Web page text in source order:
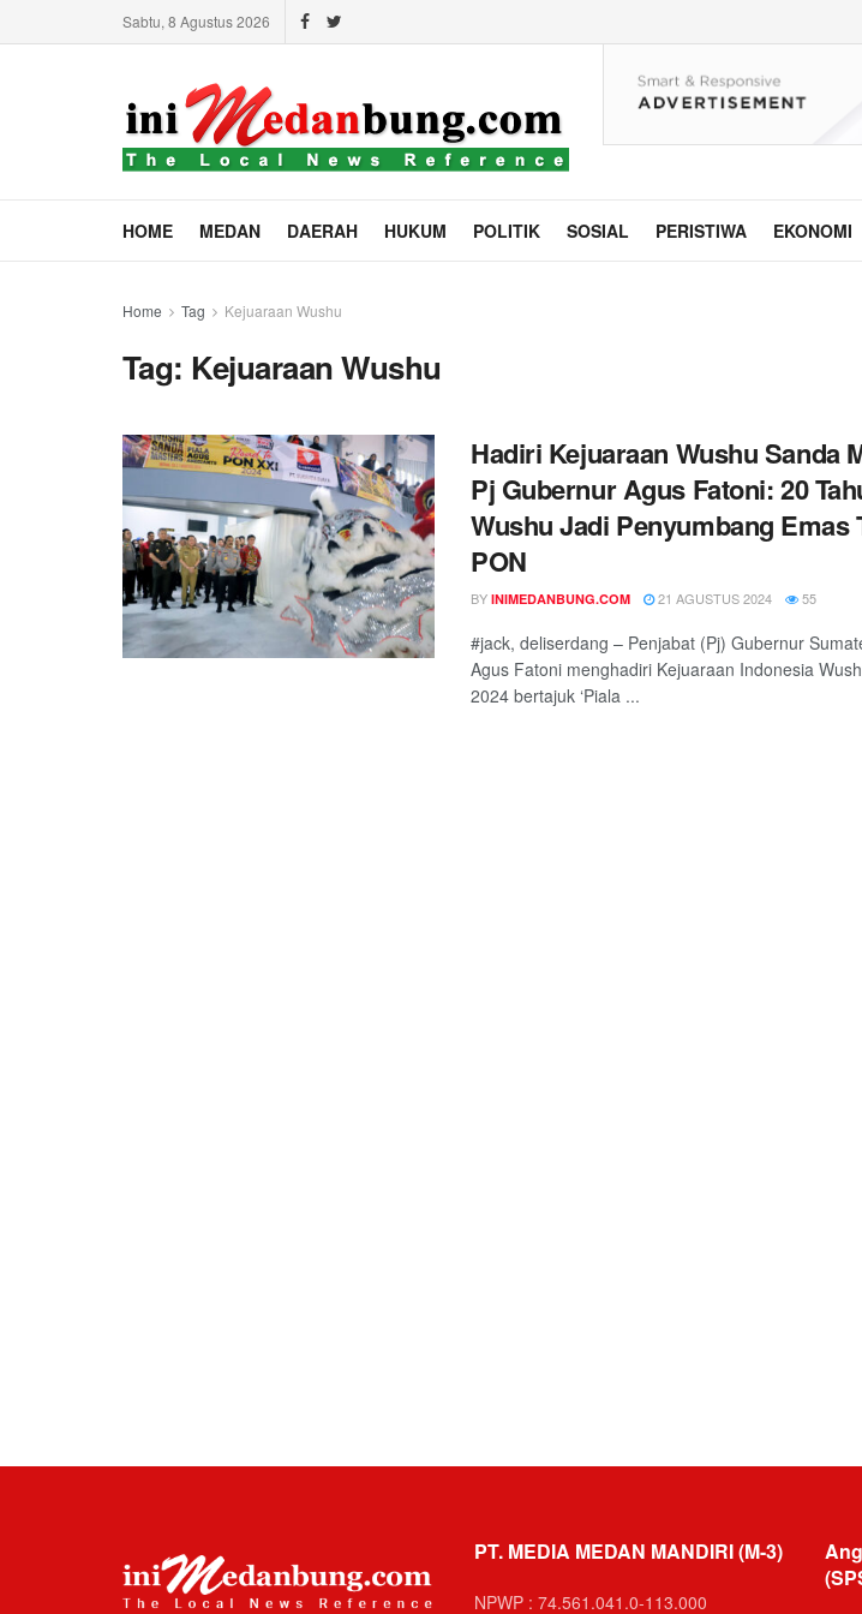
Sabtu, 8 Agustus 2026
HOME MEDAN DAERAH HUKUM POLITIK SOSIAL PERISTIWA EKONOMI
Home Tag Kejuaraan Wushu
Tag: Kejuaraan Wushu
Hadiri Kejuaraan Wushu Sanda
Pj Gubernur Agus Fatoni: 20
Wushu Jadi Penyumbang Emas
PON
BY INIMEDANBUNG.COM 21 AGUSTUS 2024 55
#jack, deliserdang – Penjabat (Pj) Gubernur
Agus Fatoni menghadiri Kejuaraan Indonesia
2024 bertajuk ‘Piala ...
PT. MEDIA MEDAN MANDIRI (M-3)
NPWP : 74.561.041.0-113.000